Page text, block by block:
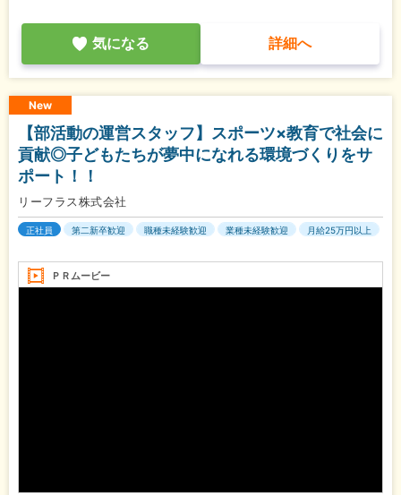
気になる 詳細へ
New
【部活動の運営スタッフ】スポーツ×教育で社会に
貢献◎子どもたちが夢中になれる環境づくりをサ
ポート！！
リーフラス株式会社
正社員 第二新卒歓迎 職種未経験歓迎 業種未経験歓迎 月給25万円以上
ＰＲムービー